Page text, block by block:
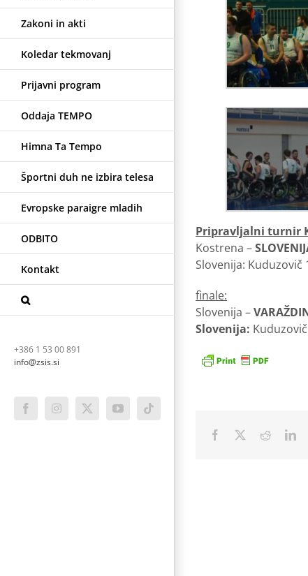
Zakoni in akti
Koledar tekmovanj
Prijavni program
Oddaja TEMPO
Himna Ta Tempo
Športni duh ne izbira telesa
Evropske paraigre mladih
ODBITO
Kontakt
+386 1 53 00 891
info@zsis.si
FacebookInstagram
X YouTubeTiktok
Pripravljalni turnir
Kostrena –
Slovenija: Kuduzovič
finale:
Slovenija –
Slovenija:
Facebook Reddit